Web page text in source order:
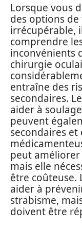
Lorsque vous
des options
irrécupérable,
comprendre
inconvénients
chirurgie
entraîne des
secondaires.
aider à
peuvent
secondaires
peut
mais elle
être coûteuse.
aider à
strabisme,
doivent être